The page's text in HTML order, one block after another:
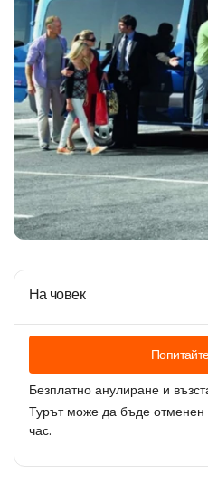
На човек
Безплатно анулиране и
Турът може да бъде
час.